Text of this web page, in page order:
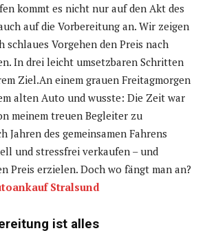
kommt es nicht nur auf den Akt des
auf die Vorbereitung an. Wir zeigen
schlaues Vorgehen den Preis nach
In drei leicht umsetzbaren Schritten
Ziel.An einem grauen Freitagmorgen
alten Auto und wusste: Die Zeit war
meinem treuen Begleiter zu
Jahren des gemeinsamen Fahrens
und stressfrei verkaufen – und
Preis erzielen. Doch wo fängt man an?
Stralsund
ist alles